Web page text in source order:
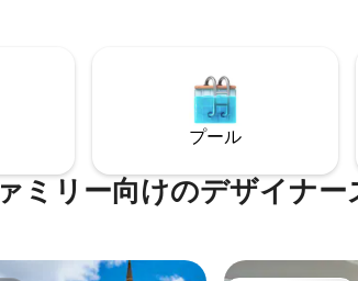
ています。その他の施設
ルームやライブミュージ
ります。カップルからは
オックスフォード
スの庭の素晴らし
でき、日が暮れる
光が差し込みます
プール
ミリー向⁠け⁠のデ⁠ザ⁠イ⁠ナ⁠ー⁠